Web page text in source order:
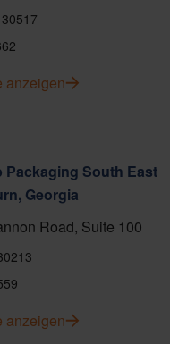
anzeigen
Packaging South East
Georgia
Road, Suite 100
anzeigen